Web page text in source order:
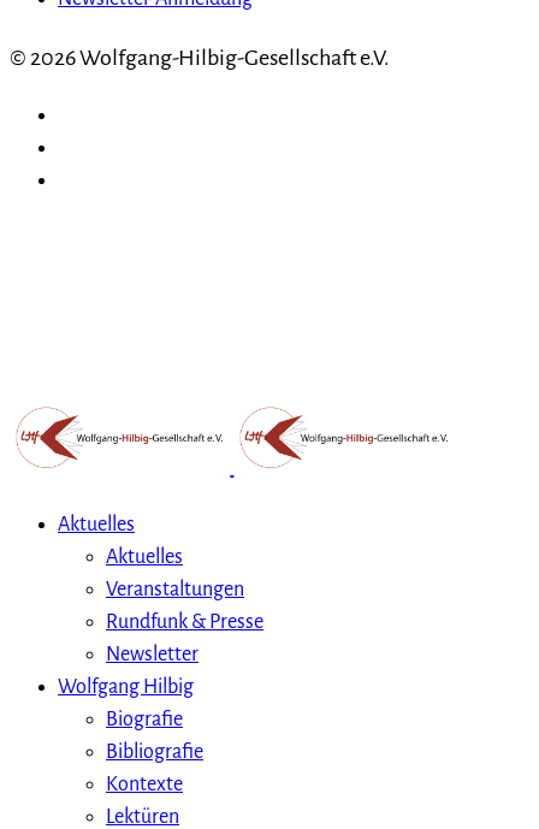
© 2026 Wolfgang-Hilbig-Gesellschaft e.V.
Aktuelles
Aktuelles
Veranstaltungen
Rundfunk & Presse
Newsletter
Wolfgang Hilbig
Biografie
Bibliografie
Kontexte
Lektüren